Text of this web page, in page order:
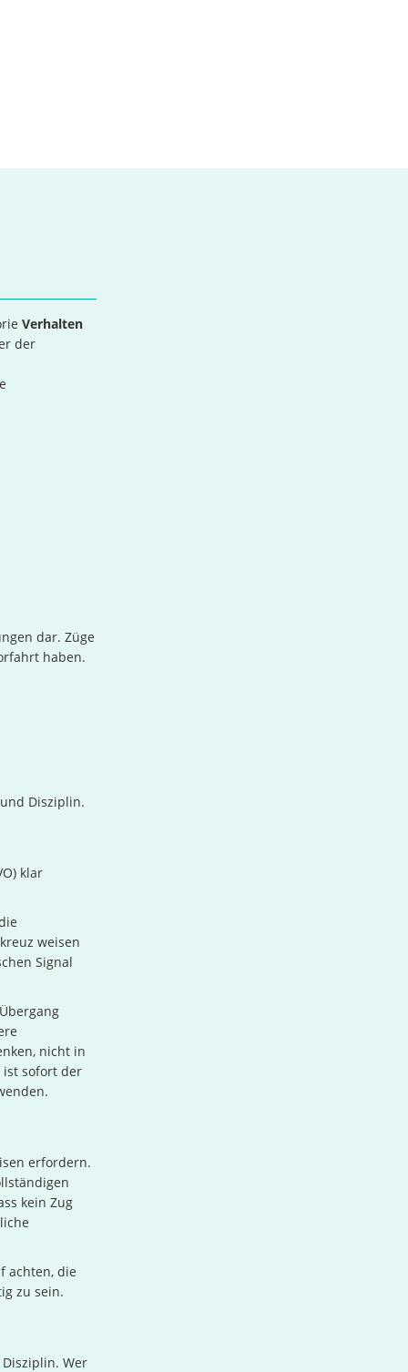
Verhalten
der
dar. Züge
haben.
Disziplin.
klar
weisen
Signal
nicht in
ist sofort der
erfordern.
kein Zug
achten, die
zu sein.
Wer